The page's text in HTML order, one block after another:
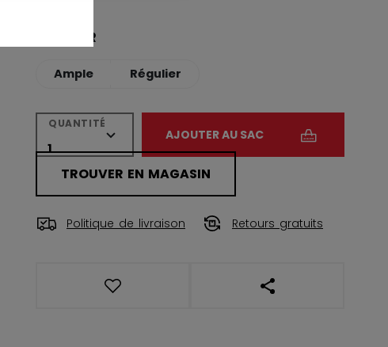
LARGEUR
Ample Régulier
QUANTITÉ
AJOUTER AU SAC
TROUVER EN MAGASIN
Politique de livraison Retours gratuits
OUVRIR LES LIENS